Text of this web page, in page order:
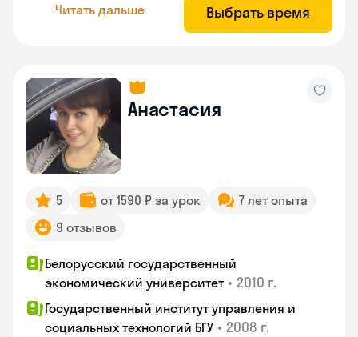
Читать дальше Выбрать время
Анастасия
5 от 1590 ₽ за урок
7 лет опыта
9 отзывов
Белорусский государственный
экономический университет • 2010 г.
Государственный институт управления и
социальных технологий БГУ • 2008 г.